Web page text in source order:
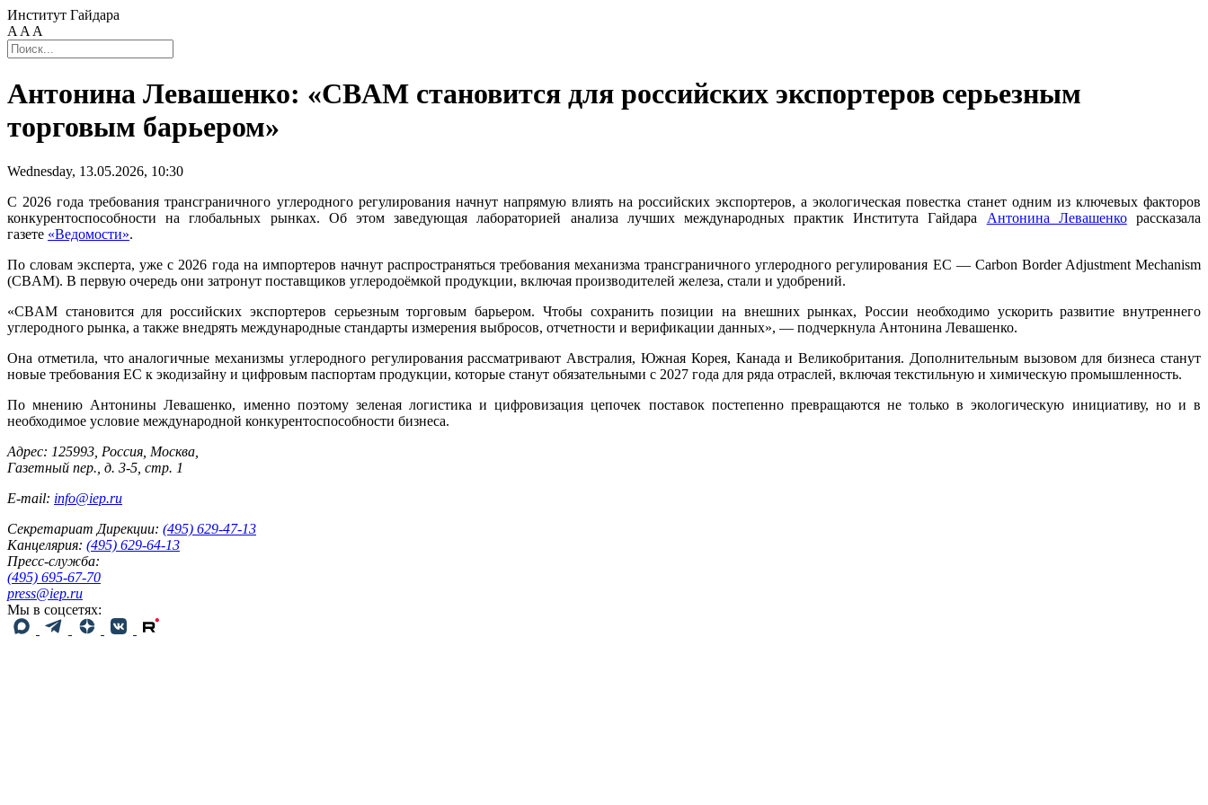
Институт Гайдара
A A A
Антонина Левашенко: «CBAM становится для российских экспортеров серьезным
торговым барьером»
Wednesday, 13.05.2026, 10:30
С 2026 года требования трансграничного углеродного регулирования начнут напрямую влиять на российских экспортеров, а экологическая повестка станет одним из ключевых факторов
конкурентоспособности на глобальных рынках. Об этом заведующая лабораторией анализа лучших международных практик Института Гайдара Антонина Левашенкорассказала
газете «Ведомости».
По словам эксперта, уже с 2026 года на импортеров начнут распространяться требования механизма трансграничного углеродного регулирования ЕС — Carbon Border Adjustment Mechanism
(CBAM). В первую очередь они затронут поставщиков углеродоёмкой продукции, включая производителей железа, стали и удобрений.
«CBAM становится для российских экспортеров серьезным торговым барьером. Чтобы сохранить позиции на внешних рынках, России необходимо ускорить развитие внутреннего
углеродного рынка, а также внедрять международные стандарты измерения выбросов, отчетности и верификации данных», — подчеркнула Антонина Левашенко.
Она отметила, что аналогичные механизмы углеродного регулирования рассматривают Австралия, Южная Корея, Канада и Великобритания. Дополнительным вызовом для бизнеса станут
новые требования ЕС к экодизайну и цифровым паспортам продукции, которые станут обязательными с 2027 года для ряда отраслей, включая текстильную и химическую промышленность.
По мнению Антонины Левашенко, именно поэтому зеленая логистика и цифровизация цепочек поставок постепенно превращаются не только в экологическую инициативу, но и в
необходимое условие международной конкурентоспособности бизнеса.
Адрес: 125993, Россия, Москва,
Газетный пер., д. 3-5, стр. 1
E-mail: info@iep.ru
Секретариат Дирекции: (495) 629-47-13
Канцелярия: (495) 629-64-13
Пресс-служба:
(495) 695-67-70
press@iep.ru
Мы в соцсетях: